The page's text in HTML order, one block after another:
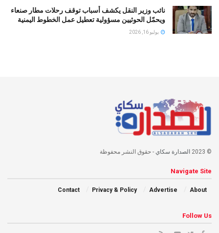
نائب وزير النقل يكشف أسباب توقف رحلات مطار صنعاء
ويحمّل الحوثيين مسؤولية تعطيل عمل الخطوط اليمنية
يوليو 16, 2026
© 2023 الصدارة سكاي - حقوق النشر محفوظة
Navigate Site
About
Advertise
Privacy & Policy
Contact
Follow Us